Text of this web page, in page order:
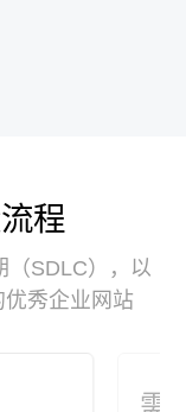
程
（SDLC），以
秀企业网站